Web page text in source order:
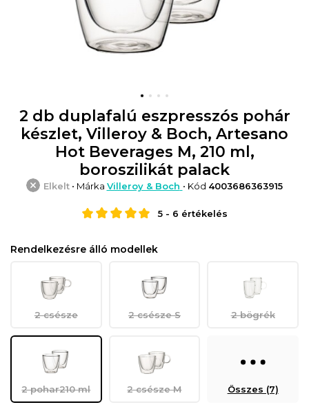
2 db duplafalú eszpresszós pohár
készlet, Villeroy & Boch, Artesano
Hot Beverages M, 210 ml,
boroszilikát palack
Elkelt• Márka Villeroy & Boch • Kód 4003686363915
5- 6 értékelés
Rendelkezésre álló modellek
2 csésze 2 csésze S 2 bögrék
2 pohar210 ml 2 csésze M Összes (7)